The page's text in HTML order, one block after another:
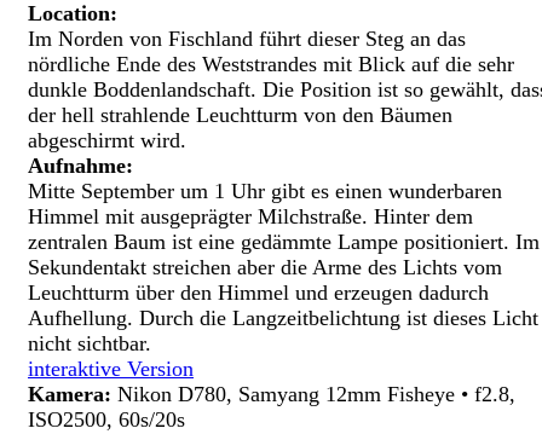
Location:
Im Norden von Fischland führt dieser Steg an das
nördliche Ende des Weststrandes mit Blick auf die sehr
dunkle Boddenlandschaft. Die Position ist so gewählt,
der hell strahlende Leuchtturm von den Bäumen
abgeschirmt wird.
Aufnahme:
Mitte September um 1 Uhr gibt es einen wunderbaren
Himmel mit ausgeprägter Milchstraße. Hinter dem
zentralen Baum ist eine gedämmte Lampe positioniert. Im
Sekundentakt streichen aber die Arme des Lichts vom
Leuchtturm über den Himmel und erzeugen dadurch
Aufhellung. Durch die Langzeitbelichtung ist dieses Licht
nicht sichtbar.
interaktive Version
Kamera: Nikon D780, Samyang 12mm Fisheye • f2.8,
ISO2500, 60s/20s